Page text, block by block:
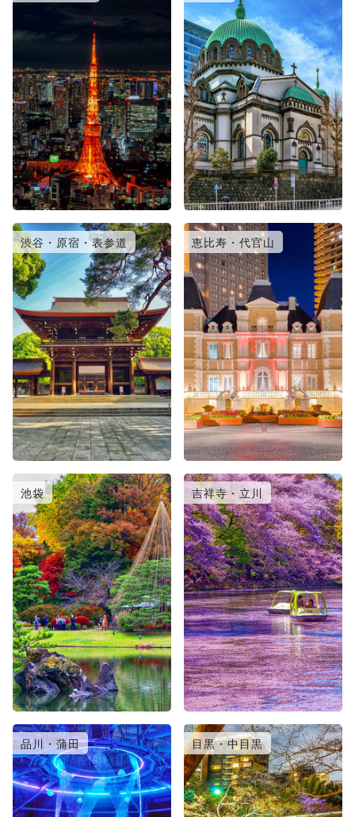
渋谷・原宿・表参道 恵比寿・代官山
池袋 吉祥寺・立川
品川・蒲田 目黒・中目黒